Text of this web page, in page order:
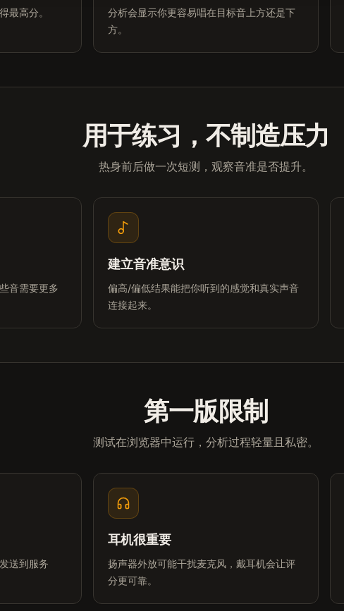
最高分。
分析会显示你更容易唱在目标音上方还是下
方。
用于练习，不制造压力
热身前后做一次短测，观察音准是否提升。
音需要更多
建立音准意识
偏高/偏低结果能把你听到的感觉和真实声音
连接起来。
第一版限制
测试在浏览器中运行，分析过程轻量且私密。
送到服务
耳机很重要
扬声器外放可能干扰麦克风，戴耳机会让评
分更可靠。